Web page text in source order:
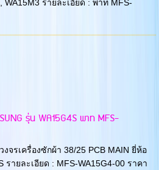
WA15M3 รายละเอียด : พาท MFS-
รุ่น WA15G4S พาท MFS-
จรเครื่องซักผ้า 38/25 PCB MAIN ยี่ห้อ
รายละเอียด : MFS-WA15G4-00 ราคา